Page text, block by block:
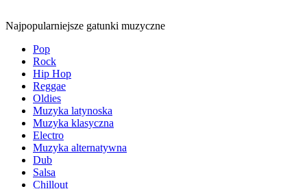
Najpopularniejsze gatunki muzyczne
Pop
Rock
Hip Hop
Reggae
Oldies
Muzyka latynoska
Muzyka klasyczna
Electro
Muzyka alternatywna
Dub
Salsa
Chillout